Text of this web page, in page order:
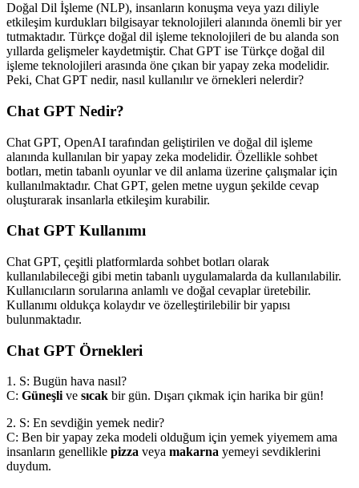
Doğal Dil İşleme (NLP), insanların konuşma veya yazı diliyle
etkileşim kurdukları bilgisayar teknolojileri alanında önemli bir yer
tutmaktadır. Türkçe doğal dil işleme teknolojileri de bu alanda son
yıllarda gelişmeler kaydetmiştir. Chat GPT ise Türkçe doğal dil
işleme teknolojileri arasında öne çıkan bir yapay zeka modelidir.
Peki, Chat GPT nedir, nasıl kullanılır ve örnekleri nelerdir?
Chat GPT Nedir?
Chat GPT, OpenAI tarafından geliştirilen ve doğal dil işleme
alanında kullanılan bir yapay zeka modelidir. Özellikle sohbet
botları, metin tabanlı oyunlar ve dil anlama üzerine çalışmalar için
kullanılmaktadır. Chat GPT, gelen metne uygun şekilde cevap
oluşturarak insanlarla etkileşim kurabilir.
Chat GPT Kullanımı
Chat GPT, çeşitli platformlarda sohbet botları olarak
kullanılabileceği gibi metin tabanlı uygulamalarda da kullanılabilir.
Kullanıcıların sorularına anlamlı ve doğal cevaplar üretebilir.
Kullanımı oldukça kolaydır ve özelleştirilebilir bir yapısı
bulunmaktadır.
Chat GPT Örnekleri
1. S: Bugün hava nasıl?
C: Güneşli ve sıcak bir gün. Dışarı çıkmak için harika bir gün!
2. S: En sevdiğin yemek nedir?
C: Ben bir yapay zeka modeli olduğum için yemek yiyemem ama
insanların genellikle pizza veya makarna yemeyi sevdiklerini
duydum.